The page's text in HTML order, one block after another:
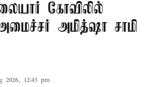
கோவிலில்
அமித்ஷா சாமி
2026, 12:43 pm